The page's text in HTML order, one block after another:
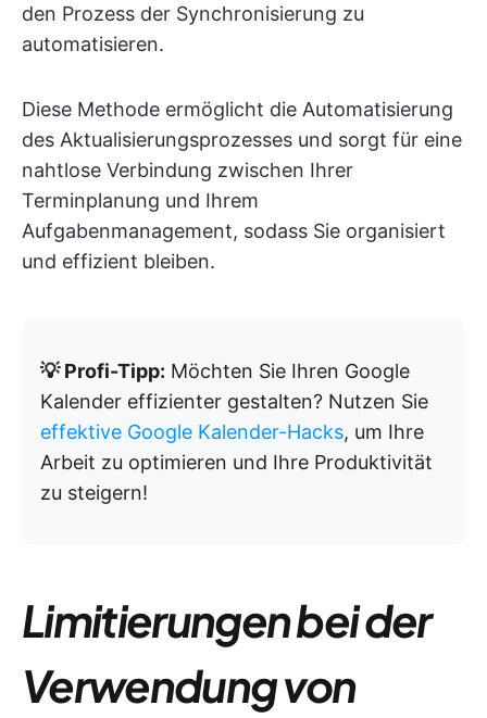
den Prozess der Synchronisierung zu
automatisieren.
Diese Methode ermöglicht die Automatisierung
des Aktualisierungsprozesses und sorgt für eine
nahtlose Verbindung zwischen Ihrer
Terminplanung und Ihrem
Aufgabenmanagement, sodass Sie organisiert
und effizient bleiben.
💡 Profi-Tipp: Möchten Sie Ihren Google
Kalender effizienter gestalten? Nutzen Sie
effektive Google Kalender-Hacks, um Ihre
Arbeit zu optimieren und Ihre Produktivität
zu steigern!
Limitierungen bei der
Verwendung von